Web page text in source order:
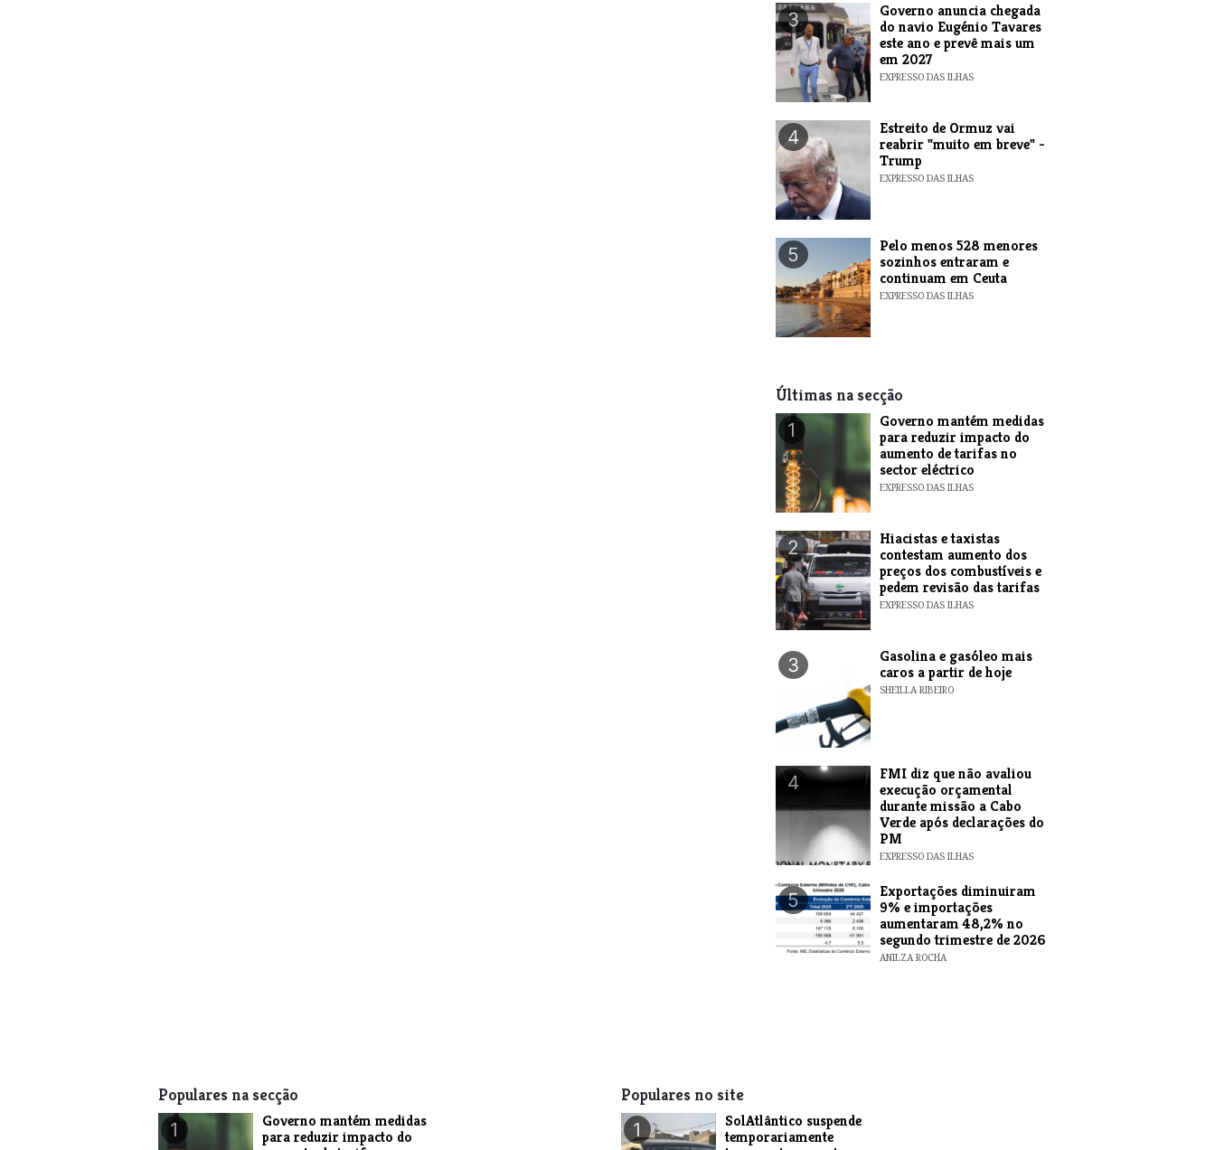
3
Governo anuncia chegada
do navio Eugénio Tavares
este ano e prevê mais um
em 2027
EXPRESSO DAS ILHAS
4
Estreito de Ormuz vai
reabrir "muito em breve" -
Trump
EXPRESSO DAS ILHAS
5
Pelo menos 528 menores
sozinhos entraram e
continuam em Ceuta
EXPRESSO DAS ILHAS
Últimas na secção
1
Governo mantém medidas
para reduzir impacto do
aumento de tarifas no
sector eléctrico
EXPRESSO DAS ILHAS
2
Hiacistas e taxistas
contestam aumento dos
preços dos combustíveis e
pedem revisão das tarifas
EXPRESSO DAS ILHAS
3
Gasolina e gasóleo mais
caros a partir de hoje
SHEILLA RIBEIRO
4
FMI diz que não avaliou
execução orçamental
durante missão a Cabo
Verde após declarações do
PM
EXPRESSO DAS ILHAS
5
Exportações diminuiram
9% e importações
aumentaram 48,2% no
segundo trimestre de 2026
ANILZA ROCHA
Populares na secção
1
Governo mantém medidas
para reduzir impacto do
Populares no site
1
SolAtlântico suspende
temporariamente